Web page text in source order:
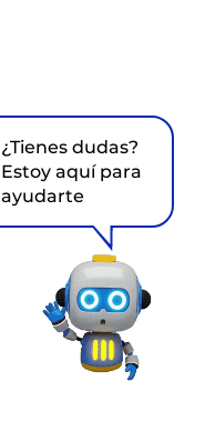
¿Tienes dudas?
Estoy aquí para
ayudarte